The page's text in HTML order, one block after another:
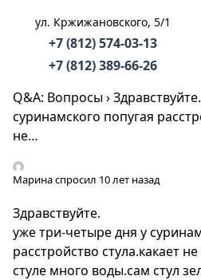
ул. Кржижановского, 5/1
+7 (812) 574-03-13
+7 (812) 389-66-26
Q&A: Вопросы›
суринамского попугая
не…
Маринаспросил 10 лет назад
Здравствуйте.
уже три-четыре дня у
расстройство стула.какает
стуле много воды.сам стул